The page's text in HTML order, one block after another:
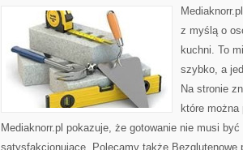
z myślą o
kuchni. To
szybko, a
Na stronie
które można
Mediaknorr.pl pokazuje, że gotowanie nie musi
satysfakcjonujące. Polecamy także